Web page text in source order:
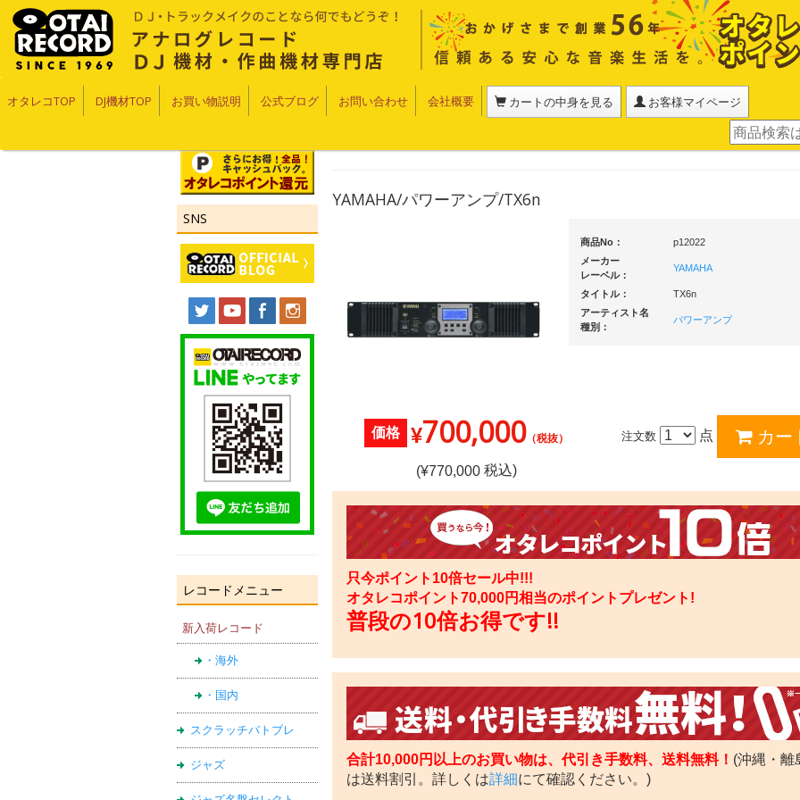
オタレコTOP DJ機材TOP お買い物説明 公式ブログ お問い合わせ 会社概要 カートの中身を見る お客様マイページ
SNS
レコードメニュー
新入荷レコード
・海外
・国内
スクラッチバトブレ
ジャズ
YAMAHA/パワーアンプ/TX6n
商品No：
p12022
メーカー
レーベル：
YAMAHA
タイトル：
TX6n
アーティスト名
種別：
パワーアンプ
価格 ¥700,000（税抜）
(¥770,000税込)
注文数 点
只今ポイント10倍セール中!!!
オタレコポイント70,000円相当のポイントプレゼント!
普段の10倍お得です!!
合計10,000円以上のお買い物は、代引き手数料、送料無料！ (沖縄・離
は送料割引。詳しくは詳細にて確認ください。)